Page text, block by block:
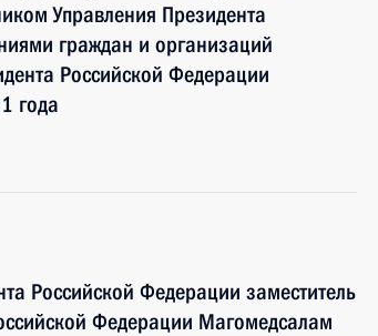
Управления Президента
граждан и организаций
Российской Федерации
года
Российской Федерации заместитель
Федерации Магомедсалам